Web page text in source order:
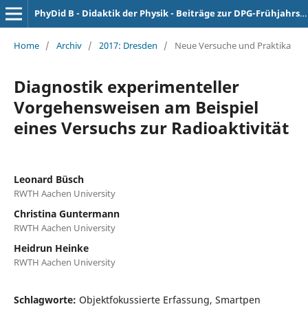
PhyDid B - Didaktik der Physik - Beiträge zur DPG-Frühjahrstagung
Home / Archiv / 2017: Dresden / Neue Versuche und Praktika
Diagnostik experimenteller
Vorgehensweisen am Beispiel
eines Versuchs zur Radioaktivität
Leonard Büsch
RWTH Aachen University
Christina Guntermann
RWTH Aachen University
Heidrun Heinke
RWTH Aachen University
Schlagworte: Objektfokussierte Erfassung, Smartpen